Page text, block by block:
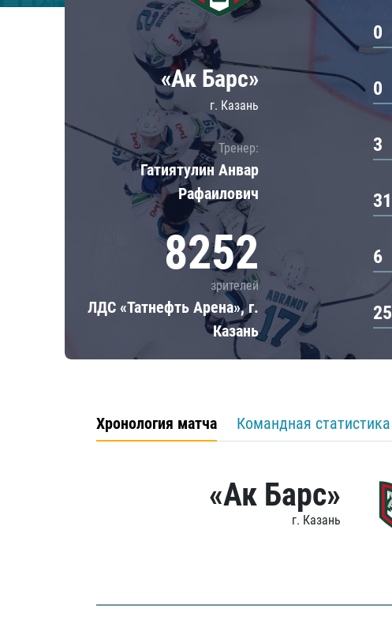
Локомотив
ЦСКА
Шанхайские Драконы
«Ак Барс»
г. Казань
Тренер:
Гатиятулин Анвар
Рафаилович
8252
зрителей
ЛДС «Татнефть Арена», г.
Казань
0
0
3
31
6
25
Хронология матча Командная статистика
«Ак Барс»
г. Казань